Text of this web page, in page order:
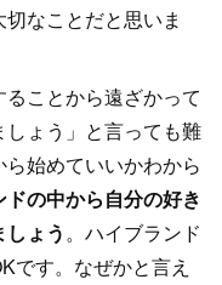
なことだと思いま
ことから遠ざかって
ょう」と言っても難
始めていいかわから
ドの中から自分の好き
ょう。ハイブランド
です。なぜかと言え